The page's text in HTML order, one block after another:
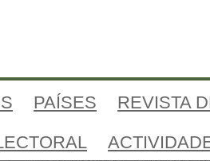
Análisis post-electoral
PAÍSES
REVISTA